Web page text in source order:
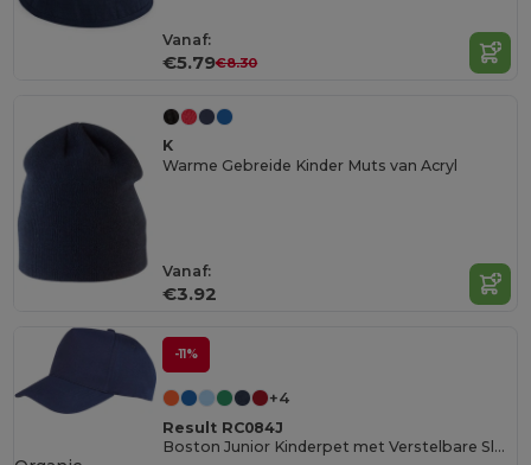
Vanaf:
€5.79€8.30
K
Warme Gebreide Kinder Muts van Acryl
Vanaf:
€3.92
-11%
+4
Result RC084J
Boston Junior Kinderpet met Verstelbare Sluiting